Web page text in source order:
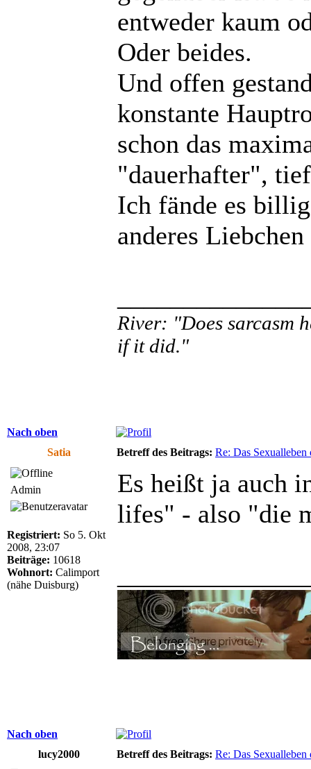
entweder kaum
Oder beides.
Und offen
konstante
schon das
"dauerhafter",
Ich fände es
anderes
River: "Does sarcasm
if it did."
Nach oben
Satia
Betreff des Beitrags: Re: Das
Admin
Registriert: So 5. Okt
2008, 23:07
Beiträge: 10618
Wohnort: Calimport
(nähe Duisburg)
Es heißt ja auch
lifes" - also "die
Nach oben
lucy2000
Betreff des Beitrags: Re: Das